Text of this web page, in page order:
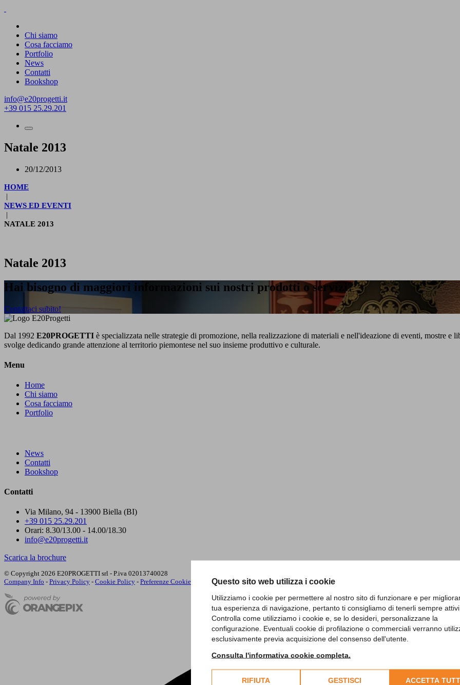
Questo sito web utilizza i cookie
Utilizziamo i cookie per permettere al nostro sito di funzionare e per
tua esperienza di navigazione, pertanto ti consigliamo di tenerli sempre attivi.
Controlla come utilizziamo i cookie e, se lo desideri, personalizzane la
configurazione. Eventuali cookie di profilazione o commerciali verranno
esclusivamente previa acquisizione del consenso dell'utente.
Consulta l'informativa cookie completa.
RIFIUTA GESTISCI ACCETTA
Chi siamo
Cosa facciamo
Portfolio
News
Contatti
Bookshop
info@e20progetti.it
+39 015 25.29.201
Natale 2013
20/12/2013
HOME
|
NEWS ED EVENTI
|
NATALE 2013
Natale 2013
Hai bisogno di maggiori informazioni sui nostri prodotti o servizi?
Contattaci subito!
Dal 1992 E20PROGETTI è specializzata nelle strategie di promozione, nella realizzazione di materiali e nell'ideazione di eventi, mostre e
svolge dedicando grande attenzione al territorio piemontese nel suo insieme produttivo e culturale.
Menu
Home
Chi siamo
Cosa facciamo
Portfolio
News
Contatti
Bookshop
Contatti
Via Milano, 94 - 13900 Biella (BI)
+39 015 25.29.201
Orari: 8.30/13.00 - 14.00/18.30
info@e20progetti.it
Scarica la brochure
© Copyright 2026 E20PROGETTI srl - P.iva 02013740028
Company Info - Privacy Policy - Cookie Policy - Preferenze Cookie